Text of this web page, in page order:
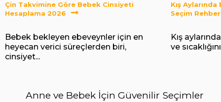
Çin Takvimine Göre Bebek Cinsiyeti
Hesaplama 2026
Bebek bekleyen ebeveynler için en
heyecan verici süreçlerden biri,
cinsiyet...
Kış
Seçim
Kış
ve
Anne ve Bebek İçin Güvenilir Seçimler